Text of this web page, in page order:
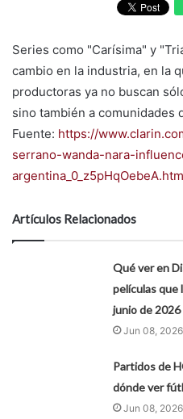
Series como "Carísima" y
cambio en la industria, en la
productoras ya no buscan
sino también a comunidades
Fuente: https://
serrano-wanda-nara-
Artículos Relacionados
Qué ver en
películas que
junio de
Jun 08, 2026
Partidos de
dónde ver
Jun 08, 2026